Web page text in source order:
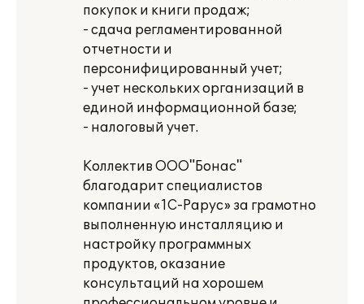
покупок и книги продаж;
- сдача регламентированной
отчетности и
персонифицированный учет;
- учет нескольких организаций в
единой информационной базе;
- налоговый учет.
Коллектив ООО"Бонас"
благодарит специалистов
компании «1С-Рарус» за грамотно
выполненную инсталляцию и
настройку программных
продуктов, оказание
консультаций на хорошем